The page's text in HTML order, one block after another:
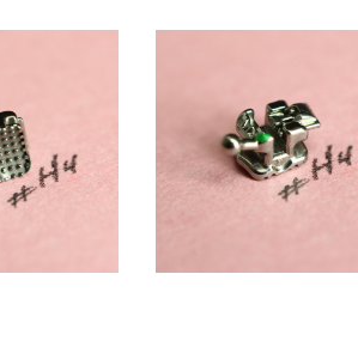
эластических цепочек,
единым изделием брекета и
и силу фиксации.